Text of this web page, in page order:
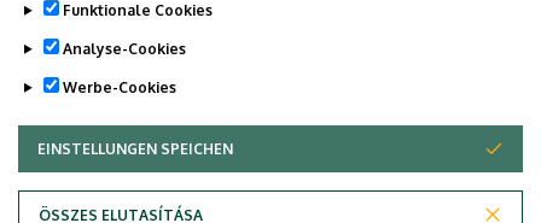
Funktionale Cookies
Analyse-Cookies
Werbe-Cookies
EINSTELLUNGEN SPEICHEN
ÖSSZES ELUTASÍTÁSA
ZUSTIMMUNG ZURÜCKZIEHEN
Last update: